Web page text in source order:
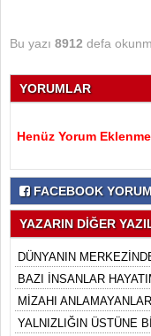
Bu yazı 8912 defa
YORUMLAR
Henüz Yorum
FACEBOOK
YAZARIN DİĞER
DÜNYANIN
BAZI İNSANLAR
MİZAHI
YALNIZLIĞIN ÜSTÜNE